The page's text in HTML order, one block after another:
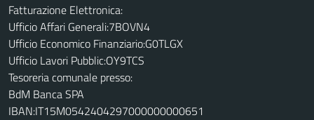
Fatturazione Elettronica:
Ufficio Affari Generali:7BOVN4
Ufficio Economico Finanziario:G0TLGX
Ufficio Lavori Pubblic:OY9TCS
Tesoreria comunale presso:
BdM Banca SPA
IBAN:IT15M0542404297000000000651